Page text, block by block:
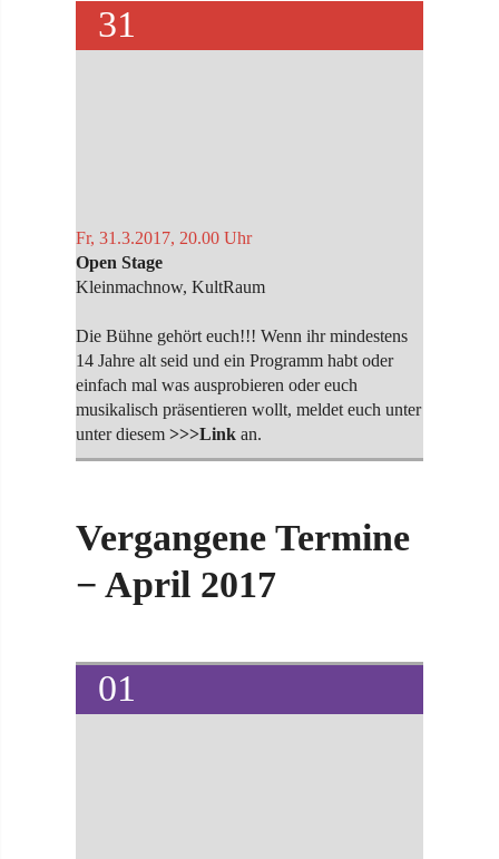
31
Fr, 31.3.2017, 20.00 Uhr
Open Stage
Kleinmachnow, KultRaum
Die Bühne gehört euch!!! Wenn ihr mindestens
14 Jahre alt seid und ein Programm habt oder
einfach mal was ausprobieren oder euch
musikalisch präsentieren wollt, meldet euch unter
unter diesem >>>Link an.
Vergangene Termine
− April 2017
01